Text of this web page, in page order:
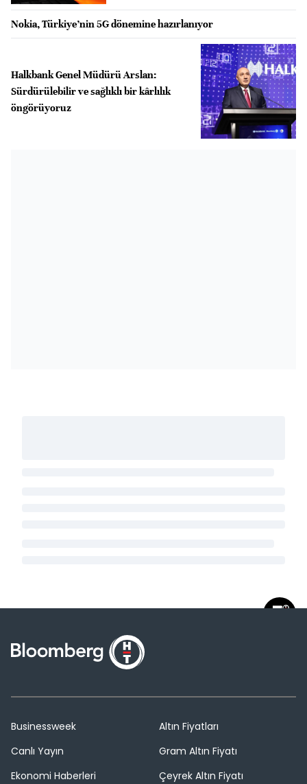
Nokia, Türkiye’nin 5G dönemine hazırlanıyor
Halkbank Genel Müdürü Arslan:
Sürdürülebilir ve sağlıklı bir kârlılık
öngörüyoruz
Businessweek
Canlı Yayın
Ekonomi Haberleri
Altın Fiyatları
Gram Altın Fiyatı
Çeyrek Altın Fiyatı